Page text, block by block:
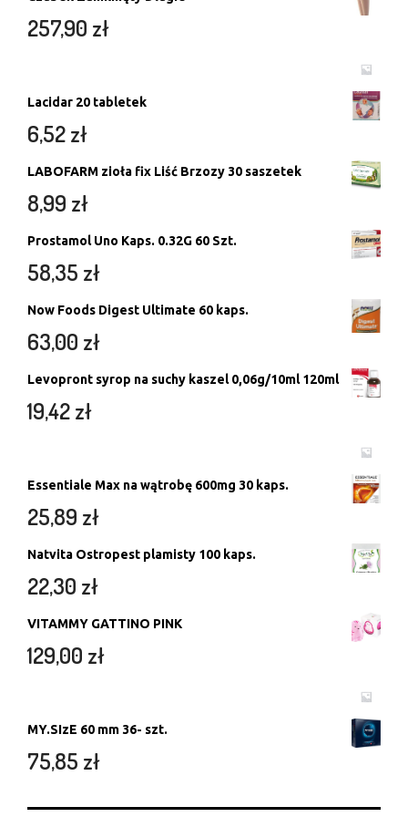
257,90 zł
Lacidar 20 tabletek
6,52zł
LABOFARM zioła fix Liść Brzozy 30 saszetek
8,99 zł
Prostamol Uno Kaps. 0.32G 60 Szt.
58,35 zł
Now Foods Digest Ultimate 60 kaps.
63,00 zł
Levopront syrop na suchy kaszel 0,06g/10ml 120ml
19,42zł
Essentiale Max na wątrobę 600mg 30 kaps.
25,89 zł
Natvita Ostropest plamisty 100 kaps.
22,30 zł
VITAMMY GATTINO PINK
129,00 zł
MY.SIzE 60 mm 36- szt.
75,85 zł